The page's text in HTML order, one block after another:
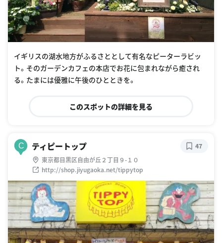
イギリスの湖水地方がふるさととして有名なピーターラビッ
ト。そのガーデンカフェの本店でお花に包まれながら癒され
る。たまには優雅に午後のひとときを。
このスポットの詳細を見る
C ティピートップ
東京都目黒区自由が丘２丁目９-１０
http://shop.jiyugaoka.net/tippytop
47